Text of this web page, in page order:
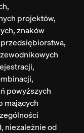
projektów,
znaków
powyższych
mających
niezależnie od